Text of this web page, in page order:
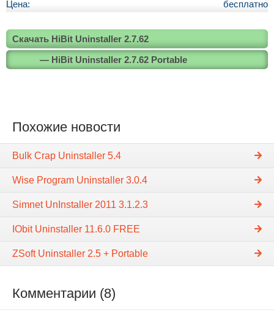
Цена:
бесплатно
Скачать HiBit Uninstaller 2.7.62
— HiBit Uninstaller 2.7.62 Portable
Похожие новости
Bulk Crap Uninstaller 5.4
Wise Program Uninstaller 3.0.4
Simnet UnInstaller 2011 3.1.2.3
IObit Uninstaller 11.6.0 FREE
ZSoft Uninstaller 2.5 + Portable
Комментарии (8)